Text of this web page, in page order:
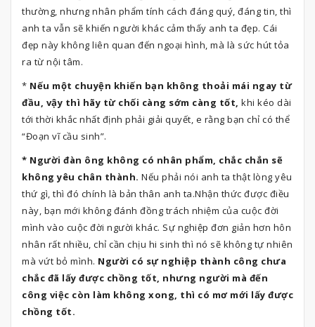
thường, nhưng nhân phẩm tính cách đáng quý, đáng tin, thì
anh ta vẫn sẽ khiến người khác cảm thấy anh ta đẹp. Cái
đẹp này không liên quan đến ngoại hình, mà là sức hút tỏa
ra từ nội tâm.
* Nếu một chuyện khiến bạn không thoải mái ngay từ
đầu, vậy thì hãy từ chối càng sớm càng tốt, khi kéo dài
tới thời khắc nhất định phải giải quyết, e rằng bạn chỉ có thể
“Đoạn vĩ cầu sinh”.
* Người đàn ông không có nhân phẩm, chắc chắn sẽ
không yêu chân thành. Nếu phải nói anh ta thật lòng yêu
thứ gì, thì đó chính là bản thân anh ta.Nhận thức được điều
này, bạn mới không đánh đồng trách nhiệm của cuộc đời
mình vào cuộc đời người khác. Sự nghiệp đơn giản hơn hôn
nhân rất nhiều, chỉ cần chịu hi sinh thì nó sẽ không tự nhiên
mà vứt bỏ mình. Người có sự nghiệp thành công chưa
chắc đã lấy được chồng tốt, nhưng người mà đến
công việc còn làm không xong, thì có mơ mới lấy được
chồng tốt.